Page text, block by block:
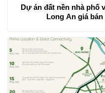
Dự án đất nền nhà phố
Long An giá